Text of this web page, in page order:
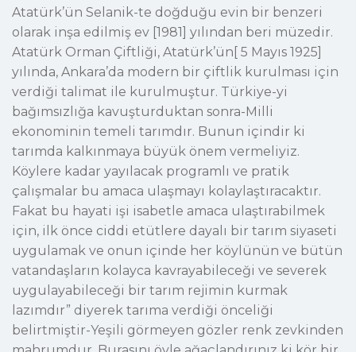
Atatürk’ün Selanik-te doğduğu evin bir benzeri olarak inşa edilmiş ev [1981] yılından beri müzedir. Atatürk Orman Çiftliği, Atatürk’ün[ 5 Mayıs 1925] yılında, Ankara’da modern bir çiftlik kurulması için verdiği talimat ile kurulmuştur. Türkiye-yi bağımsızlığa kavuşturduktan sonra-Milli ekonominin temeli tarımdır. Bunun içindir ki tarımda kalkınmaya büyük önem vermeliyiz. Köylere kadar yayılacak programlı ve pratik çalışmalar bu amaca ulaşmayı kolaylaştıracaktır. Fakat bu hayati işi isabetle amaca ulaştırabilmek için, ilk önce ciddi etütlere dayalı bir tarım siyaseti uygulamak ve onun içinde her köylünün ve bütün vatandaşların kolayca kavrayabileceği ve severek uygulayabileceği bir tarım rejimin kurmak lazımdır” diyerek tarıma verdiği önceliği belirtmiştir-Yeşili görmeyen gözler renk zevkinden mahrumdur. Burasını öyle ağaçlandırınız ki kör bir insan dahi yeşillikler arsında olduğunu fark etsin” diyerek Atatürk Orman Çiftliği’nin kurulmasında öncü olmuştur. Ayrıca, bozkır ortasına kurulmuş olan ülkenin yeni başkenti Ankara halkının rahatlıkla gezebileceği, nefes alacağı, yaz, kış yeşil kalabilecek bir yer, bir doğa güzelliği yaratma isteği de önemlidir. Ülkenin tanınmış tarımcılarını Çankaya Köşkü’ne çağırtarak, Ankara civarında modern bir çiftlik kurmak istediğini söyler ve bu amaca uygun bir arazi bulmaları emrini verir. Söğütözü Atatürk’ün Kulübesi Atatürk, [1926] yılında Atatürk Orman Çiftliği’ni kurarken Söğütözü koruluğunu beğenerek, zaman zaman gelip dinlenmek üzere bir kulübe yaptırmıştır. Evin çevresine kendi eliyle söğüt ve çam ağaçları dikmiştir. Tamamlanmasının ardından Atatürk, bu çiftliği devlet hazinesine bağışlamıştır ve bugün de Devlet Ziraat İşletmeleri-adı altında hâlen faaliyetlerini sürdürmektedir. ilindiği gibi Atatürk’ün doğduğu ve çocukluk yıllarını geçirdiği Selanik’teki baba evi Birinci Dünya Savaşı’ndan sonra Osmanlı İmparatorluğu’nun dağılması yüzünden vatan toprakları dışında kalmıştır. Lozan müzakereleri esnasında Atatürk’ün Selanik’i ana vatan sınırları içerisine dahil etme arzusu gerçekleştirilememiş ve Atatürk bundan büyük üzüntü duymuştur. Devletimizin kurucusu Ulu Önder Atatürk’ün [100]. doğum yıldönümü dolayısıyla bütün yurt sathında girişilen kutlama çalışmaları esnasında, Ankara Ticaret Odası Yönetim Kurulu’nun [6 Kasım 1980] tarihinde yaptığı toplantıda, zamanın Yönetim Kurulu Başkanı Ö. Galip Gençoğlu’nun “Atatürk”ün Selanik’te doğduğu, çocukluk ve gençlik yıllarının geçtiği, memleketin hür bir idari rejime kavuşması için kader arkadaşlarıyla birlikte çalıştığı tarihi evin aynı ölçüler içindeki bir benzerinin Ankara’da yaptırılmasına- dair önerisi, Başbakan Vekilleri Cemal Sümer ve Polat Öğün ile Yönetim kurulu üyeleri Muin Ekşi, İrfan Bozer, Sabahattin Parla, Ekrem Ekinci, Yaşar Eraydın, Turhan Yalçın, Yakup Köseoğlu, Halil Yılancıoğlu ve Genel Sekreter Mehmet Aydın tarafından büyük bir heyecan ve coşkuyla karşılanmış, bu husustaki Yönetim Kurulu teklifinin Oda meclisince aynı şevk ve heyecanla tasvip edilmesi üzerine keyfiyet[ 100. ]Yıl Kutlama Koordinasyon Kurulu Başkanlığı’na arz edilerek gerekli izin alınmış ve konuya ilişkin her türlü formaliteler tamamlanarak derhal faaliyete geçilmiştir. Galip Gençoğlu Başkanlığı’ndaki Yönetim Kurulu’ndan sonra görev başına gelen Necdet Esen başkanlığında başkan vekilleri Süleyman Akyol, Ahmet Çavuşoğlu ve Üyeler Sabahattin Parla, Abdurrahim Gümüş, Turan Kurdoğlu, Ali Bitirim, Teoman Keskin, Erol Onar, Turgut Ergün ve İlhami Tuncay’dan oluşan Yönetim Kurulu Atatürk Evi’nin yapımı çalışmalarına aynı şevk ve hassasiyetle devam etmiş ve Atamızın çok sevdiği ve kendilerinin kurduğu Atatürk Orman Çiftliği’nde tahsis edilen bir arazi üzerinde [19 Mayıs 1981] günü saat[ 17.00'de] Başbakan Bülend Ulusu tarafından evin temeli atılmıştır. Ankara Ticaret Odası’nın girişimiyle ve önderliğinde Nurol İnşaat Kollektif Şirketi tarafından gerçekleştirilen bu değerli eser 10 Kasım 1981 tarihinde Sayın Devlet Başkanımız Orgeneral Kenan Evren tarafından açılmıştır. Atatürk Odası Oda [3.86 x 2.82] metre ebadında Berkofça kilimi ile döşenmiştir. Kilim al zemin üzerine beyaz, yeşil ve siyah çiçek motiflerini ihtiva etmektedir. Oda girişinin tam sağındaki duvar boyunca, tavan köşesinden döşemeye inmek üzere [4.40 x 2.15] metre ebadında ağaçtan yapılmış mermer boyalı bir kaide üzerine Atatürk’ün[ 0.90] boyunda tunçtan bir büstü konmuştur. Büstün solunda üstü mavi çuhalı küçük bir yazı masası ile evi ziyaret edenlerin intibalarını yazmaları için bu masa üzerine bir defter konmuştur. Odanın ortasında kaideli bir Selanik mangalı, duvarlar boyunca da karşılıklı olmak üzere eski stil hazeran sandalye mevcuttur. Pencerelerin perdeleri iki kısımdır. Birinci kısmı uçları dantelli patiska perdeler; ikinci kısmı, bez zemin üzerine bej renginde çiçek ve vazo motifli bantları kırmızı atlastan kumaş perdeler oluşturmaktadır. Yastık kılıfları ile sedir örtüsü aynı renkte kumaştan olup, üzerlerine kenarları dantelli patiska kılıflar ve örtüler konmuştur. Odanın dekorunu, tavana çengel ile asılı pirinçten beyaz abajurlu bir gaz lambası tamamlamaktadır. Müze Odası Kapısı sofaya açılan Atatürk’ün şahsi fotoğraf, vesika ve belgelerini ihtiva eden müzenin görünümü şöyledir: Ziyaretçilerin dikkatini söz konusu eşyalara yöneltmek için odanın döşemesi tefriş edilmeyerek boş bırakılmış ve pencerelere ise sadece patiska perdeler konmuştur. Odada vitrin ile bir kitap etajeri ve fotoğraflar vardır. Vitrinlerin ihtiva ettiği eşya şu şekilde tasnif edilmiştir: Birinci Vitrin: Gri renkte takım boy elbisesi, kasket ve spor gömlek. İkinci Vitrin: Frank takım elbise, siyah ve beyaz yelek, eldiven, silindir şapka. Üçüncü Vitrin: Siyah pardesü, robdöşambr, ayakkabı. Dördüncü Vitrin: Müşirlik kasketi, kaşkol, kravat, kartvizit kutusu, sigara tablası, iki adet tesbih, masa zili, kahve fincanı, baston ve kırbaç. Atatürk Evinin İç Durumu Evin Bölümleri Birinci Kat: Taşlık-Kiler ve Hizmetçiler Odası Sokak kapısından taşlığa girilmektedir. Taşlık matla taşlarından yapılmış olduğu için zemin döşenmiştir. Bahçeye açılan kapının sağına gelen duvara bir gaz lambası ve lavabonun önüne bir ibrik ile leğen konulmuştur. Bundan başka duvarlara, eşyalara dokunulmaması ve sigara içilmemesi için Türkçe ve Yunanca yazılı iki levha monte edilmiştir. Kiler: Kapının sonuna gelen duvar boyunca zahire sandığı, elek ve kalbur, çömlekler, et kütüğü, nacak, balta ve küp konmuştur. Kapının karşısına gelen duvar boyunca ise, tekne, ekmek kabı, tepsi, sini, tava ve kapının duvar boyunca da kazan, bakraçlar ve daha bazı ufak tefek eşya yer almaktadır. Hizmetçi Odası: Odanın zemini üzerine hasır konmuştur. Kapının tam karşısına düşen pencereyi duvar boyunca bir ot minder kaplamaktadır ve üzerinde sarı renkte bir pösteki vardır. Kapının solunda yer alan duvar boyunca 2.30 x 0.80 ebadında bir sedir bulunmaktadır. Sedir ve yastık örtüleri koyu renkte ve çiçekli bir kumaştan yapılmıştır. Kapının sağına gelen duvar kenarına 0.98 x 0.50 metre ebadında iki eşya sandığı ve bunun üzerine bir döşek, bir yorgan, bir boz renkli battaniye katlanıp konmuştur. Oda pencerelerinden birisinin genişliğine bir su testisi ile mavi renkte bir su maşrapası; bir diğerinin genişliğine ise bir renkli fener konmuştur. İkinci Kat-Sofa- Mutfak, Oturma Odası ve Misafir Odası Sofa: 4.35 x 3.90 metre genişliğinde Şarköy kilimi ile döşelidir. Kilimin kumaşı zemin üzerine siyah ve beyaz, bej, kahverengi, yeşil, kırmızı, gri renklerle testere ucu gibi işlenmiş tırtıllı göbeği vardır. Diğer kısımlarda da stilize şekiller bulunmaktadır. Sofanın sokağa ve bahçeye bakan pencerelerinde önce patiska perdeler, bu perdelerin üzerinde de, al zemin üzerine sarı yapraklı ve yer yer mavi çiçekli ipek kumaştan bir perde vardır. Perdelerin üstü ve yanları kadifeli bir farbala ile çevrelenmiştir. Sedir ve yastıklar, perdeyle aynı rengi taşıyan örtü kılıfları ile örtülmüştür. Bunların üzerine kenarları dantelli patiska örtüler konmuştur. Sofanın ortasında maun ağacından eski stil, yuvarlak ve orta yükseklikte siyah renkli bir orta masası ve masanın üstünde de Rumeli stili işlemeli kenarları çiçek motifleri ile süslü bir örtü bulunmaktadır. Merdivenleri çıktıktan sonra, görülen duvarda, iki parçadan ibaret bir dolap mevcuttur. Ajur kaplamadan aynalı ve sarı renkte, iki kanatlı, üç çekmeceli ve iki kapaklı olan bu dolap sofanın tavan, döşeme ve kapılarıyla aynı renktedir. Duvar boyunca hezaran sandalyeler dizilmiştir. Tavanın ortasında, çengele asılı, beyaz abajurlu eski stil gösterişli bir gaz lambası asılmıştır. Mutfak- Raflara yerleştirilmiş olan eşyalar arasında bakırdan, kalaylı tencere ve tabaklar da bulunmaktadır. Oturma ve Yatak Odası: Sofaya açılan ve mutfağa bitişik bulunan Atatürk’ün annesinin oturma ve yatak odası basit bir şekilde döşenmiştir. Yerde 3.30 x 3.35 metrelik kullanılmış, sofa için tasvir edilmiş olan kilimin rengine ve motiflerine benzer bir kilim mevcuttur. Kapıdan girilince sağda, sokağa bakan üç pencere önünde Rumeli stili bir sedir, sol taraftaki duvar boyunca iki kişilik eski stil pirinçten bir karyola vardır. Karyolanın yatağı üzerinde kırmızı renkte bir örtü mevcuttur. Karyolanın baş ucunda duvara raptedilmiş Kuran-ı Kerim kesesi ile bunun yanında dini yazı ihtiva eden bir levha vardır. Karyolanın baş tarafı ile sedir arasında iki yer minderi, bunların önünde de bir Selanik mangalı mevcuttur. Karyolanın ayak ucunda ise üzeri mavi renkte, kenarları çiçek işlemeli bir örtü ile örtülmüş bir eşya sandığı bulunmaktadır. Odanın pencereleri boyunca patiska perdeleri üzerinden aşağıya yeşil ve bej renkli, ince yeşil dallı motifli kumaştan perdeler inmektedir. Sedir örtüleri ile, yastık örtüleri aynı kumaştan yapılmıştır. Patiska perde ile yastık kenarlarının patiska sedir örtülerinin dantelaları saat motiflidir. Kapının sağına gelen duvara dini bir levha ve Atatürk’ün beyzî bıyıklı bir fotoğrafı asılmıştır. Misafir Odası: Kapısı sofaya açılan misafir odası, 3 x 2.50 metre ebadında Şarköy kilimi ile döşenmiştir. Kilim